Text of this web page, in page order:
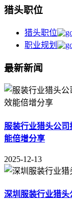
猎头职位
猎头职位
职业规划
最新新闻
服装行业猎头公
能倍增分享
2025-12-13
深圳服装行业猎头